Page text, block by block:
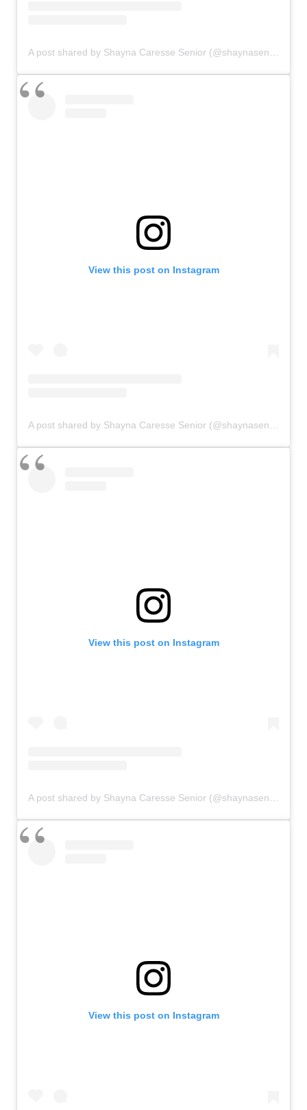
View this post on Instagram
View this post on Instagram
A post shared by Shayna Caresse Senior (@shaynasenior)
View this post on Instagram